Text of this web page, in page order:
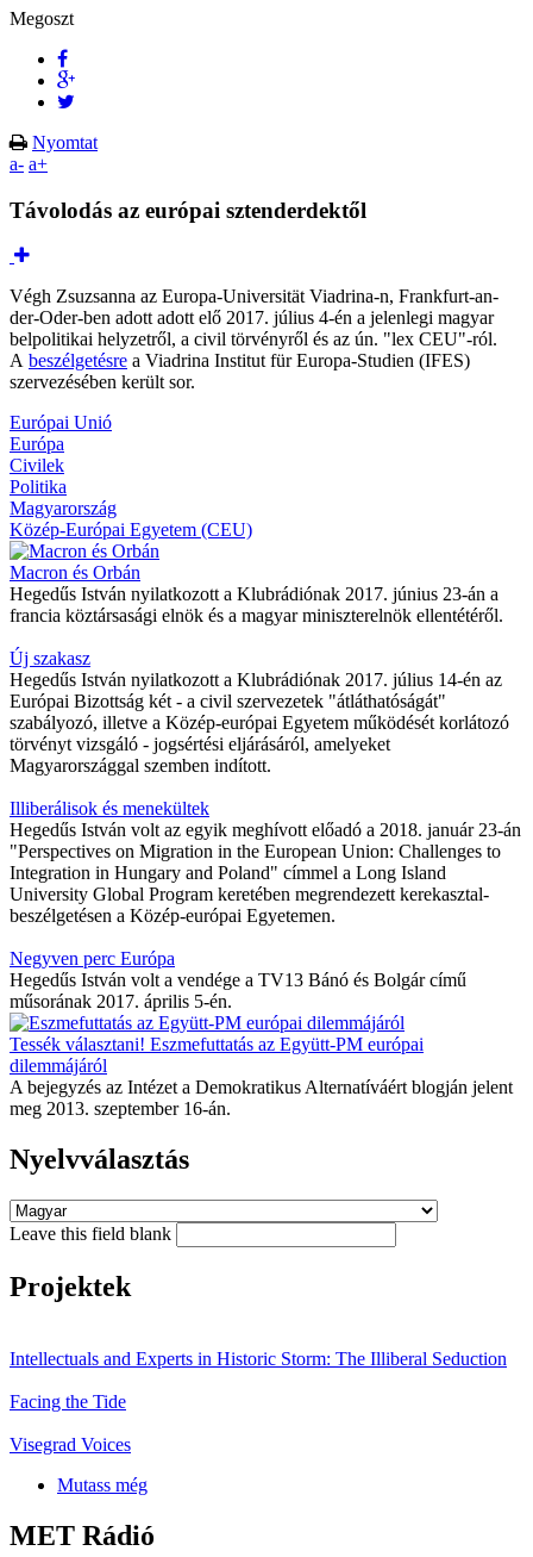
Megoszt
Nyomtat
a- a+
Távolodás az európai sztenderdektől
Végh Zsuzsanna az Europa-Universität Viadrina-n, Frankfurt-an-
der-Oder-ben adott adott elő 2017. július 4-én a jelenlegi magyar
belpolitikai helyzetről, a civil törvényről és az ún. "lex CEU"-ról.
A beszélgetésre a Viadrina Institut für Europa-Studien (IFES)
szervezésében került sor.
Európai Unió
Európa
Civilek
Politika
Magyarország
Közép-Európai Egyetem (CEU)
Macron és Orbán
Hegedűs István nyilatkozott a Klubrádiónak 2017. június 23-án a
francia köztársasági elnök és a magyar miniszterelnök ellentétéről.
Új szakasz
Hegedűs István nyilatkozott a Klubrádiónak 2017. július 14-én az
Európai Bizottság két - a civil szervezetek "átláthatóságát"
szabályozó, illetve a Közép-európai Egyetem működését korlátozó
törvényt vizsgáló - jogsértési eljárásáról, amelyeket
Magyarországgal szemben indított.
Illiberálisok és menekültek
Hegedűs István volt az egyik meghívott előadó a 2018. január 23-án
"Perspectives on Migration in the European Union: Challenges to
Integration in Hungary and Poland" címmel a Long Island
University Global Program keretében megrendezett kerekasztal-
beszélgetésen a Közép-európai Egyetemen.
Negyven perc Európa
Hegedűs István volt a vendége a TV13 Bánó és Bolgár című
műsorának 2017. április 5-én.
Tessék választani! Eszmefuttatás az Együtt-PM európai
dilemmájáról
A bejegyzés az Intézet a Demokratikus Alternatíváért blogján jelent
meg 2013. szeptember 16-án.
Nyelvválasztás
Leave this field blank
Projektek
Intellectuals and Experts in Historic Storm: The Illiberal Seduction
Facing the Tide
Visegrad Voices
Mutass még
MET Rádió